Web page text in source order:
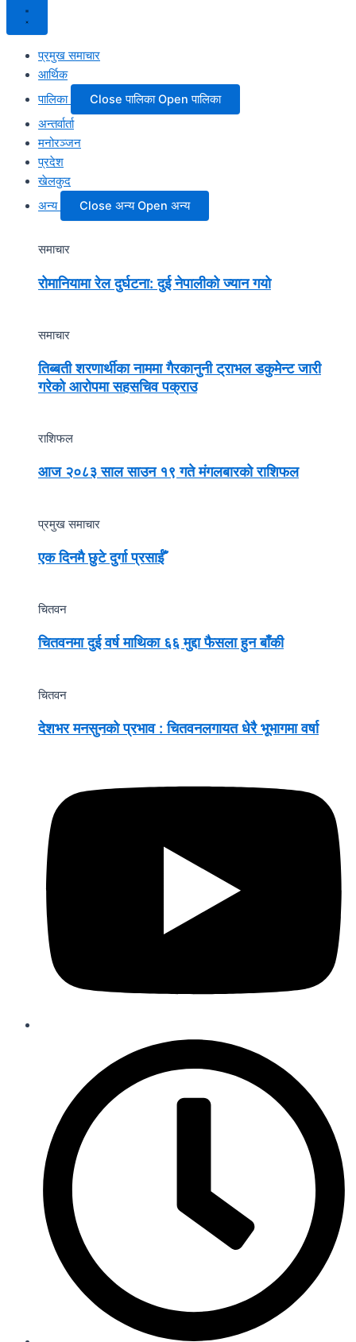
प्रमुख समाचार
आर्थिक
पालिका
Close पालिका Open पालिका
अन्तर्वार्ता
मनोरञ्जन
प्रदेश
खेलकुद
अन्य
Close अन्य Open अन्य
समाचार
रोमानियामा रेल दुर्घटना: दुई नेपालीको ज्यान गयो
समाचार
तिब्बती शरणार्थीका नाममा गैरकानुनी ट्राभल डकुमेन्ट जारी
गरेको आरोपमा सहसचिव पक्राउ
राशिफल
आज २०८३ साल साउन १९ गते मंगलबारको राशिफल
प्रमुख समाचार
एक दिनमै छुटे दुर्गा प्रसाईँ
चितवन
चितवनमा दुई वर्ष माथिका ६६ मुद्दा फैसला हुन बाँकी
चितवन
देशभर मनसुनको प्रभाव : चितवनलगायत धेरै भूभागमा वर्षा